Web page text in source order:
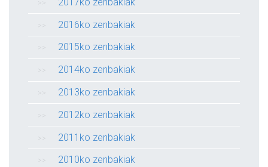
2016ko zenbakiak
2015ko zenbakiak
2014ko zenbakiak
2013ko zenbakiak
2012ko zenbakiak
2011ko zenbakiak
2010ko zenbakiak